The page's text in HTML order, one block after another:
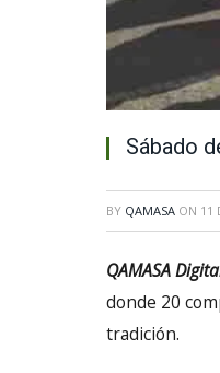
Sábado
BY QAMASA ON 11
QAMASA
donde 20
tradición.